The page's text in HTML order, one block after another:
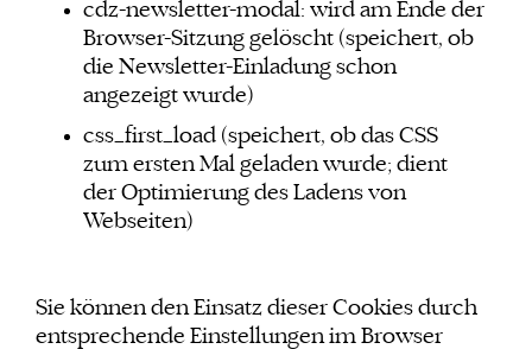
cdz-newsletter-modal: wird am Ende der
Browser-Sitzung gelöscht (speichert, ob
die Newsletter-Einladung schon
angezeigt wurde)
css_first_load (speichert, ob das CSS
zum ersten Mal geladen wurde; dient
der Optimierung des Ladens von
Webseiten)
Sie können den Einsatz dieser Cookies durch
entsprechende Einstellungen im Browser